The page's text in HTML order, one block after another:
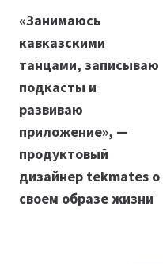
по
записям
«Занимаюсь
кавказскими
танцами, записываю
подкасты и
развиваю
приложение», —
продуктовый
дизайнер tekmates о
своем образе жизни